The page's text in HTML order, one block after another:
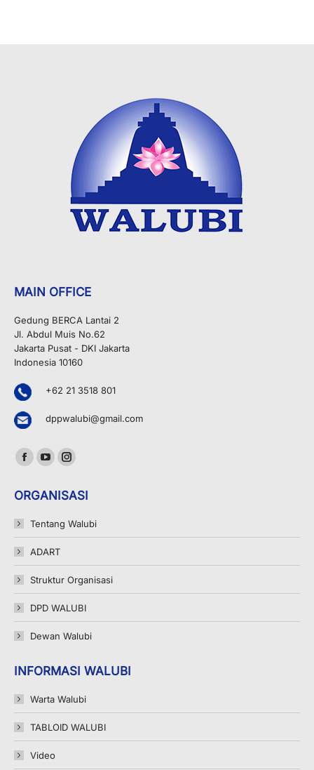
MAIN OFFICE
Gedung BERCA Lantai 2
Jl. Abdul Muis No.62
Jakarta Pusat - DKI Jakarta
Indonesia 10160
+62 21 3518 801
dppwalubi@gmail.com
Find us on:
Facebook
opens
in
new
window
YouTube
opens
in
new
window
Instagram
opens
in
new
ORGANISASI
Tentang Walubi
ADART
Struktur Organisasi
DPD WALUBI
Dewan Walubi
INFORMASI WALUBI
Warta Walubi
TABLOID WALUBI
Video